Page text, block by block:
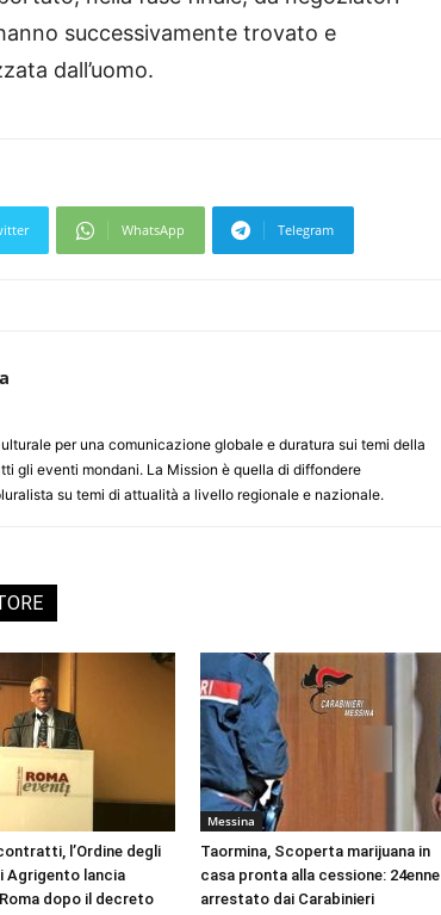
successivamente trovato e
dall’uomo.
WhatsApp Telegram
per una comunicazione globale e duratura sui temi della
gli eventi mondani. La Mission è quella di diffondere
su temi di attualità a livello regionale e nazionale.
l’Ordine degli
lancia
Roma dopo il decreto
Messina
Taormina, Scoperta marijuana in
casa pronta alla cessione: 24enne
arrestato dai Carabinieri